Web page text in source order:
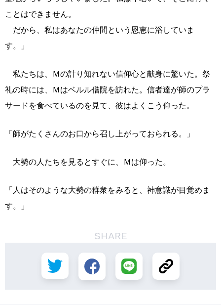
ことはできません。
だから、私はあなたの仲間という恩恵に浴していま
す。」
私たちは、Ｍの計り知れない信仰心と献身に驚いた。祭
礼の時には、Ｍはベルル僧院を訪れた。信者達が師のプラ
サードを食べているのを見て、彼はよくこう仰った。
「師がたくさんのお口から召し上がっておられる。」
大勢の人たちを見るとすぐに、Ｍは仰った。
「人はそのような大勢の群衆をみると、神意識が目覚めま
す。」
SHARE